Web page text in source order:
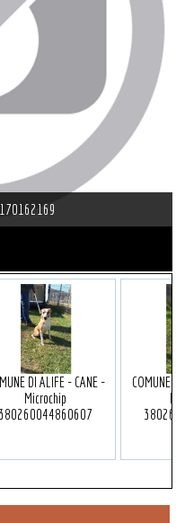
DI ALIFE - CANE -
Microchip
380260044860607